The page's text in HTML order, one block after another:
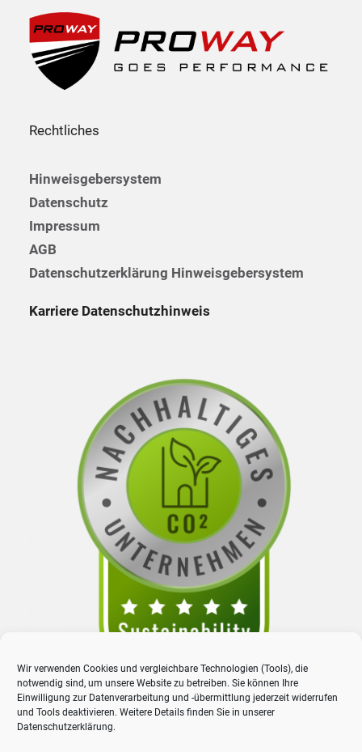
Wir verwenden Cookies und vergleichbare Technologien (Tools), die
notwendig sind, um unsere Website zu betreiben. Sie können Ihre
Einwilligung zur Datenverarbeitung und -übermittlung jederzeit widerrufen
und Tools deaktivieren. Weitere Details finden Sie in unserer
Datenschutzerklärung.
Rechtliches
Hinweisgebersystem
Datenschutz
Impressum
AGB
Datenschutzerklärung Hinweisgebersystem
Karriere Datenschutzhinweis